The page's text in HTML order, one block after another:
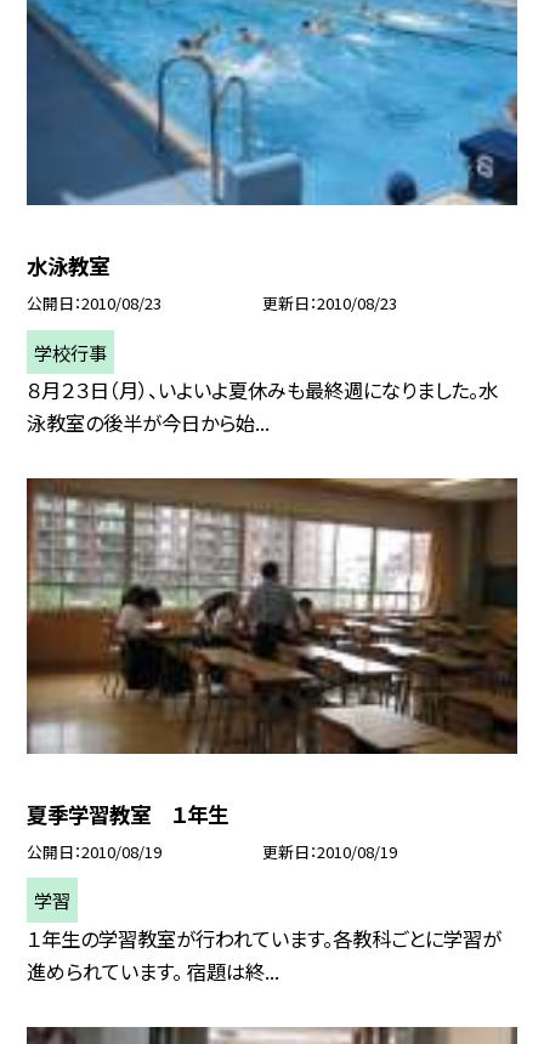
水泳教室
公開日 2010/08/23 更新日 2010/08/23
学校行事
８月２３日（月）、いよいよ夏休みも最終週になりました。水
泳教室の後半が今日から始...
夏季学習教室 １年生
公開日 2010/08/19 更新日 2010/08/19
学習
１年生の学習教室が行われています。各教科ごとに学習が
進められています。 宿題は終...